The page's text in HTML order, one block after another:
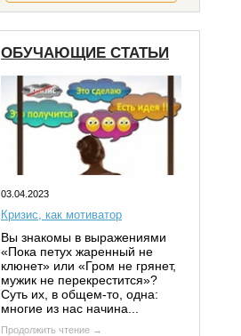
ОБУЧАЮЩИЕ СТАТЬИ
03.04.2023
Кризис, как мотиватор
Вы знакомы в выражениями
«Пока петух жаренный не
клюнет» или «Гром не грянет,
мужик не перекрестится»?
Суть их, в общем-то, одна:
многие из нас начина...
Продолжить чтение →